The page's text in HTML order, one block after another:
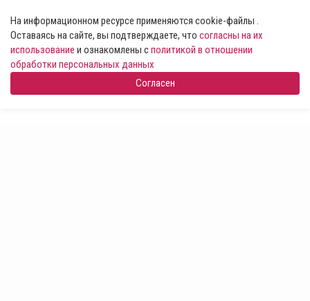
На информационном ресурсе применяются cookie-файлы .
Оставаясь на сайте, вы подтверждаете, что согласны на их
использование и ознакомлены сполитикой в отношении
обработки персональных данных
Согласен